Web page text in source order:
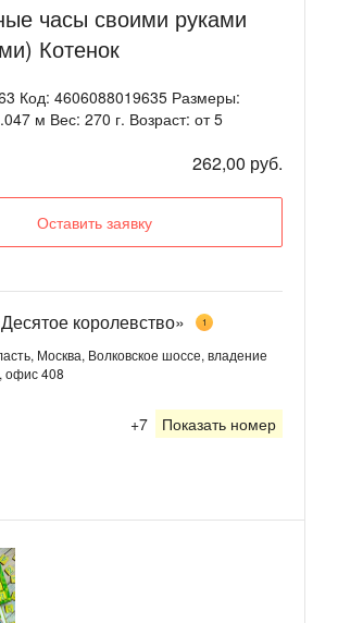
часы своими руками
Котенок
Код: 4606088019635 Размеры:
м Вес: 270 г. Возраст: от 5
262,00 руб.
Оставить заявку
королевство» 1
Москва, Волковское шоссе, владение
офис 408
+7 Показать номер